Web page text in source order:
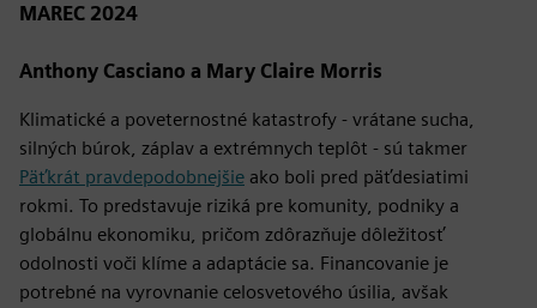
MAREC 2024
Anthony Casciano a Mary Claire Morris
Klimatické a poveternostné katastrofy - vrátane sucha,
silných búrok, záplav a extrémnych teplôt - sú takmer
Päťkrát pravdepodobnejšie ako boli pred päťdesiatimi
rokmi. To predstavuje riziká pre komunity, podniky a
globálnu ekonomiku, pričom zdôrazňuje dôležitosť
odolnosti voči klíme a adaptácie sa. Financovanie je
potrebné na vyrovnanie celosvetového úsilia, avšak